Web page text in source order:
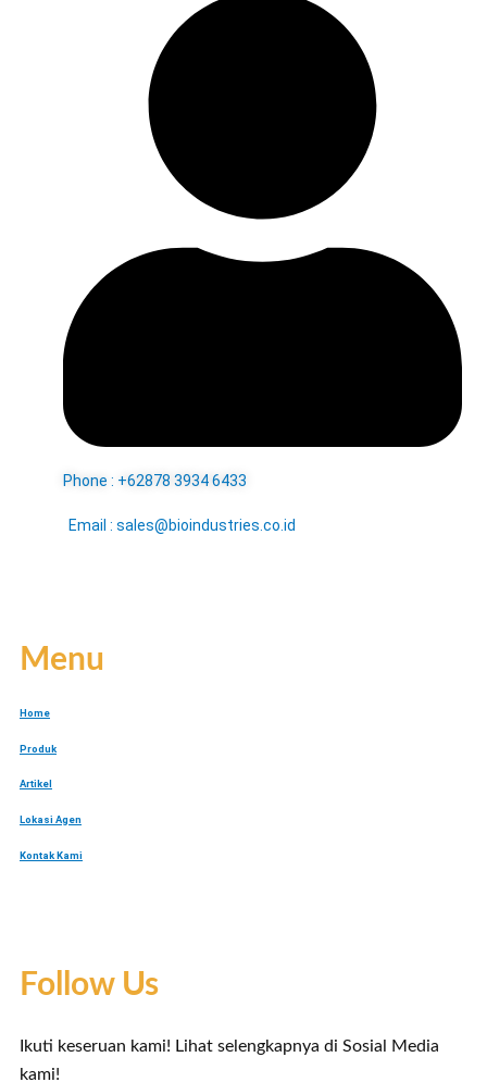
Phone : +62878 3934 6433
Email : sales@bioindustries.co.id
Menu
Home
Produk
Artikel
Lokasi Agen
Kontak Kami
Follow Us
Ikuti keseruan kami! Lihat selengkapnya di Sosial Media
kami!